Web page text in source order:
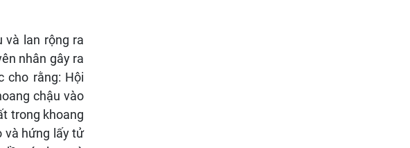
và lan rộng ra
nhân gây ra
cho rằng: Hội
chậu vào
trong khoang
và hứng lấy tử